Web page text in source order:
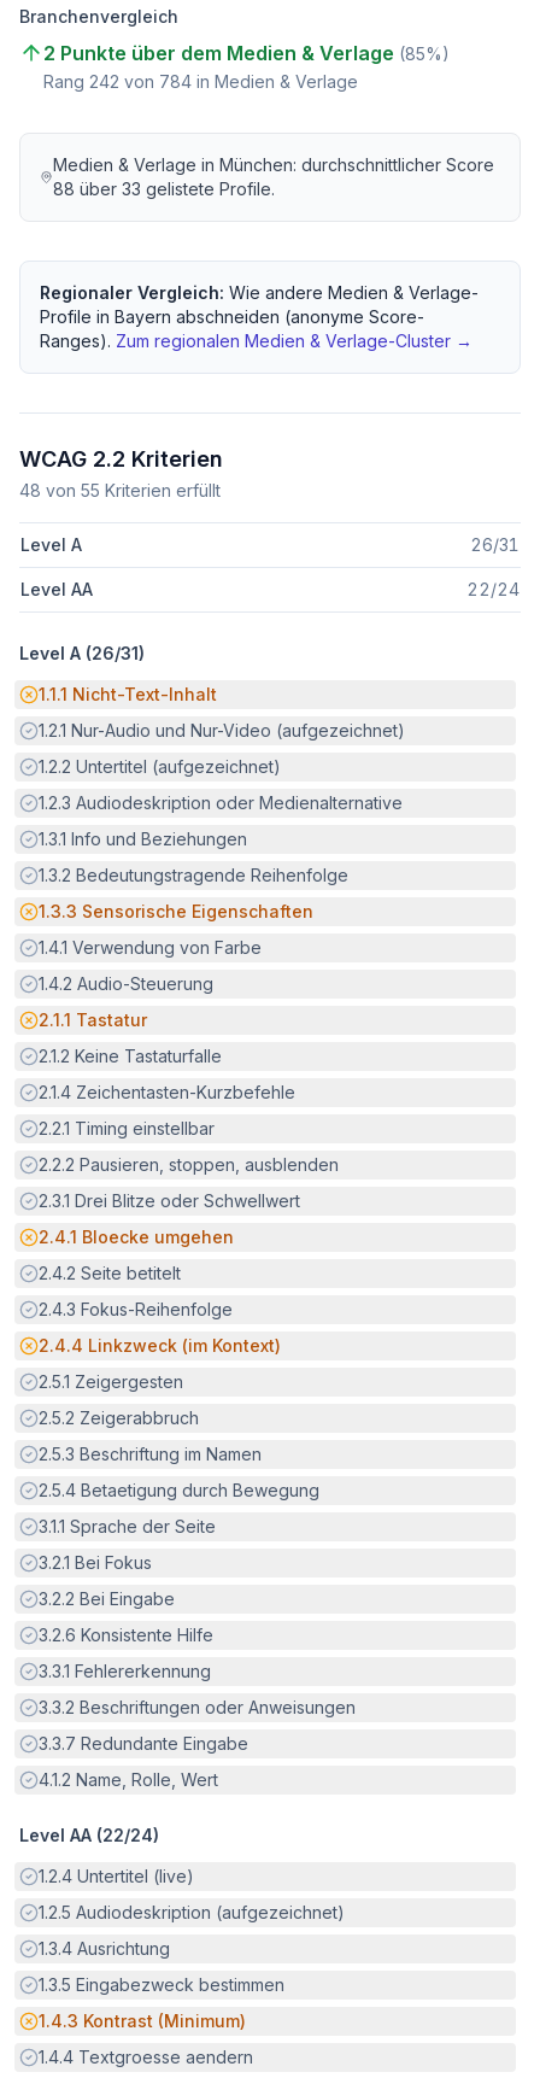
Branchenvergleich
2 Punkte über dem Medien & Verlage (85%)
Rang 242 von 784 in Medien & Verlage
Medien & Verlage in München: durchschnittlicher Score
88 über 33 gelistete Profile.
Regionaler Vergleich: Wie andere Medien & Verlage-
Profile in Bayern abschneiden (anonyme Score-
Ranges). Zum regionalen Medien & Verlage-Cluster →
WCAG 2.2 Kriterien
48 von 55 Kriterien erfüllt
Level A 26/31
Level AA 22/24
Level A (26/31)
Potenzielle Barriere:
1.1.1 Nicht-Text-Inhalt
Erfüllt:
1.2.1 Nur-Audio und Nur-Video (aufgezeichnet)
Erfüllt:
1.2.2 Untertitel (aufgezeichnet)
Erfüllt:
1.2.3 Audiodeskription oder Medienalternative
Erfüllt:
1.3.1 Info und Beziehungen
Erfüllt:
1.3.2 Bedeutungstragende Reihenfolge
Potenzielle Barriere:
1.3.3 Sensorische Eigenschaften
Erfüllt:
1.4.1 Verwendung von Farbe
Erfüllt:
1.4.2 Audio-Steuerung
Potenzielle Barriere:
2.1.1 Tastatur
Erfüllt:
2.1.2 Keine Tastaturfalle
Erfüllt:
2.1.4 Zeichentasten-Kurzbefehle
Erfüllt:
2.2.1 Timing einstellbar
Erfüllt:
2.2.2 Pausieren, stoppen, ausblenden
Erfüllt:
2.3.1 Drei Blitze oder Schwellwert
Potenzielle Barriere:
2.4.1 Bloecke umgehen
Erfüllt:
2.4.2 Seite betitelt
Erfüllt:
2.4.3 Fokus-Reihenfolge
Potenzielle Barriere:
2.4.4 Linkzweck (im Kontext)
Erfüllt:
2.5.1 Zeigergesten
Erfüllt:
2.5.2 Zeigerabbruch
Erfüllt:
2.5.3 Beschriftung im Namen
Erfüllt:
2.5.4 Betaetigung durch Bewegung
Erfüllt:
3.1.1 Sprache der Seite
Erfüllt:
3.2.1 Bei Fokus
Erfüllt:
3.2.2 Bei Eingabe
Erfüllt:
3.2.6 Konsistente Hilfe
Erfüllt:
3.3.1 Fehlererkennung
Erfüllt:
3.3.2 Beschriftungen oder Anweisungen
Erfüllt:
3.3.7 Redundante Eingabe
Erfüllt:
4.1.2 Name, Rolle, Wert
Level AA (22/24)
Erfüllt:
1.2.4 Untertitel (live)
Erfüllt:
1.2.5 Audiodeskription (aufgezeichnet)
Erfüllt:
1.3.4 Ausrichtung
Erfüllt:
1.3.5 Eingabezweck bestimmen
Potenzielle Barriere:
1.4.3 Kontrast (Minimum)
Erfüllt:
1.4.4 Textgroesse aendern